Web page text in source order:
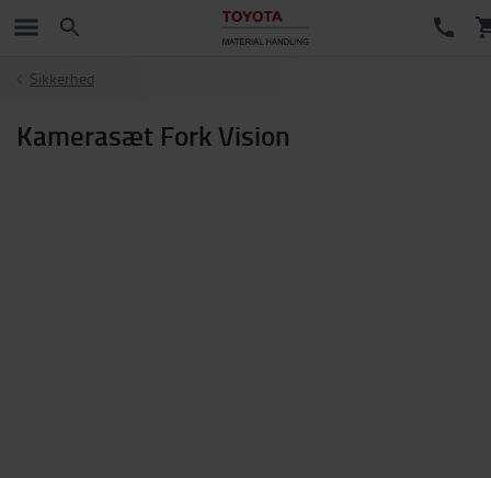
Sikkerhed
Kamerasæt Fork Vision